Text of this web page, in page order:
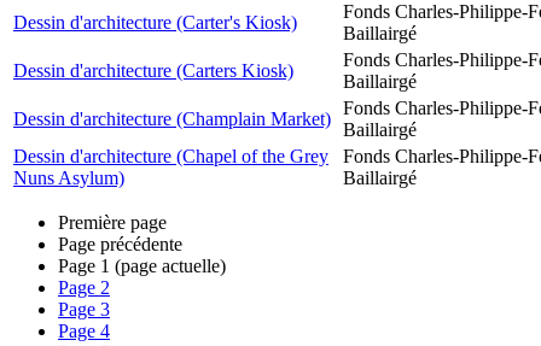
Dessin d'architecture (Carter's Kiosk)
Fonds Charles-Philippe-
Baillairgé
Dessin d'architecture (Carters Kiosk)
Fonds Charles-Philippe-
Baillairgé
Dessin d'architecture (Champlain Market)
Fonds Charles-Philippe-
Baillairgé
Dessin d'architecture (Chapel of the Grey
Nuns Asylum)
Fonds Charles-Philippe-
Baillairgé
Première page
Page précédente
Page 1 (page actuelle)
Page 2
Page 3
Page 4